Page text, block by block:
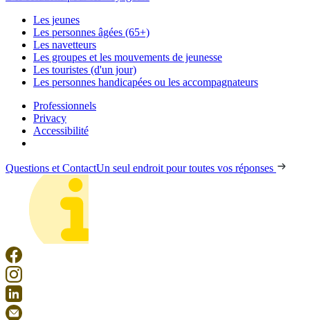
Les jeunes
Les personnes âgées (65+)
Les navetteurs
Les groupes et les mouvements de jeunesse
Les touristes (d'un jour)
Les personnes handicapées ou les accompagnateurs
Professionnels
Privacy
Accessibilité
Questions et ContactUn seul endroit pour toutes vos réponses